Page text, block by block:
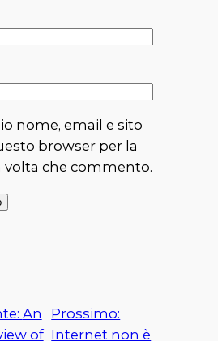
nome, email e sito
browser per la
volta che commento.
An
of
Prossimo:
Internet non è